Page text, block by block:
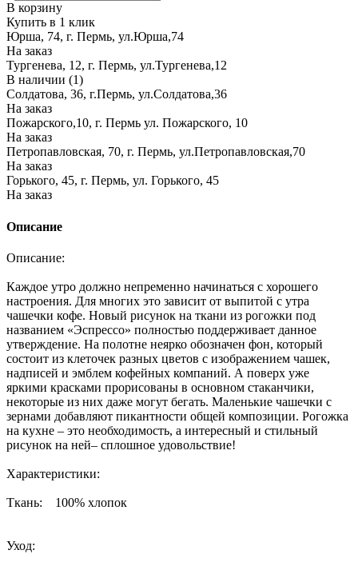
В корзину
Купить в 1 клик
Юрша, 74, г. Пермь, ул.Юрша,74
На заказ
Тургенева, 12, г. Пермь, ул.Тургенева,12
В наличии (1)
Солдатова, 36, г.Пермь, ул.Солдатова,36
На заказ
Пожарского,10, г. Пермь ул. Пожарского, 10
На заказ
Петропавловская, 70, г. Пермь, ул.Петропавловская,70
На заказ
Горького, 45, г. Пермь, ул. Горького, 45
На заказ
Описание
Описание:
Каждое утро должно непременно начинаться с хорошего
настроения. Для многих это зависит от выпитой с утра
чашечки кофе. Новый рисунок на ткани из рогожки под
названием «Эспрессо» полностью поддерживает данное
утверждение. На полотне неярко обозначен фон, который
состоит из клеточек разных цветов с изображением чашек,
надписей и эмблем кофейных компаний. А поверх уже
яркими красками прорисованы в основном стаканчики,
некоторые из них даже могут бегать. Маленькие чашечки с
зернами добавляют пикантности общей композиции. Рогожка
на кухне – это необходимость, а интересный и стильный
рисунок на ней– сплошное удовольствие!
Характеристики:
Ткань: 100% хлопок
Уход: